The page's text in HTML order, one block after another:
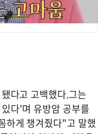
다고 고백했다.그는
다'며 유방암 공부를
하게 챙겨줬다"고 말했